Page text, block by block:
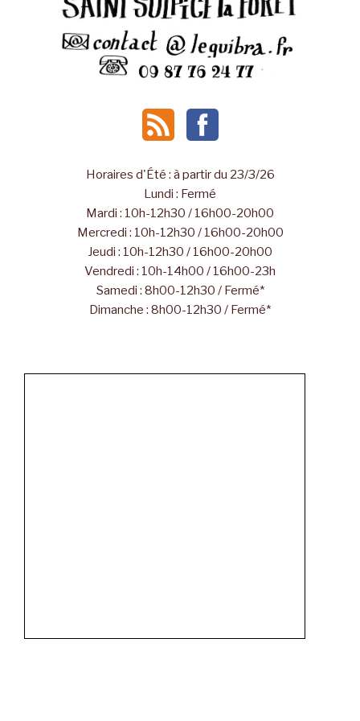
Horaires d'Été : à partir du 23/3/26
Lundi : Fermé
Mardi : 10h-12h30 / 16h00-20h00
Mercredi : 10h-12h30 / 16h00-20h00
Jeudi : 10h-12h30 / 16h00-20h00
Vendredi : 10h-14h00 / 16h00-23h
Samedi : 8h00-12h30 / Fermé*
Dimanche : 8h00-12h30 / Fermé*